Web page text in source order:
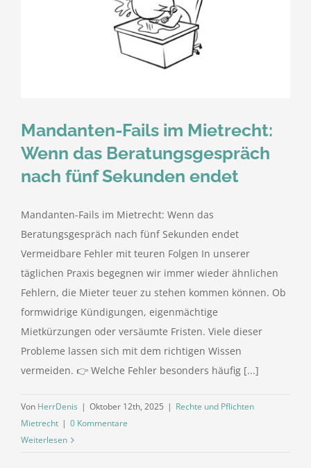
Mandanten-Fails im Mietrecht:
Wenn das Beratungsgespräch
nach fünf Sekunden endet
Mandanten-Fails im Mietrecht: Wenn das
Beratungsgespräch nach fünf Sekunden endet
Vermeidbare Fehler mit teuren Folgen In unserer
täglichen Praxis begegnen wir immer wieder ähnlichen
Fehlern, die Mieter teuer zu stehen kommen können. Ob
formwidrige Kündigungen, eigenmächtige
Mietkürzungen oder versäumte Fristen. Viele dieser
Probleme lassen sich mit dem richtigen Wissen
vermeiden. 👉 Welche Fehler besonders häufig [...]
Von HerrDenis | Oktober 12th, 2025 | Rechte und Pflichten
Mietrecht | 0 Kommentare
Weiterlesen